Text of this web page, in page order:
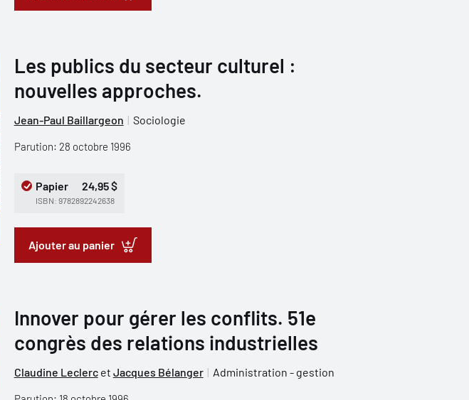
Les publics du secteur culturel :
nouvelles approches.
Jean-Paul Baillargeon Sociologie
Parution: 28 octobre 1996
Papier 24,95 $
ISBN: 9782892242638
Ajouter au panier
Innover pour gérer les conflits. 51e
congrès des relations industrielles
Claudine Leclercet Jacques Bélanger Administration - gestion